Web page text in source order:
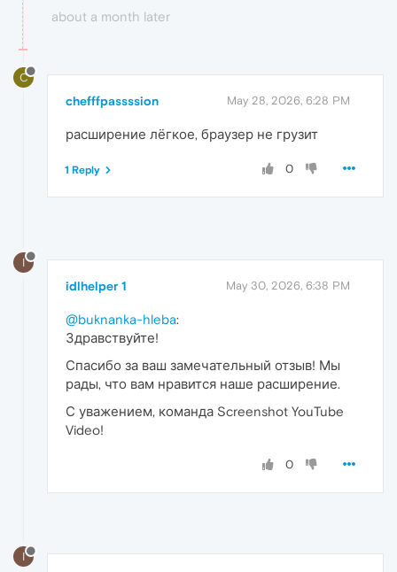
about a month later
C
chefffpassssion May 28, 2026, 6:28 PM
расширение лёгкое, браузер не грузит
0
1 Reply
I
idlhelper 1 May 30, 2026, 6:38 PM
@buknanka-hleba:
Здравствуйте!
Спасибо за ваш замечательный отзыв! Мы
рады, что вам нравится наше расширение.
С уважением, команда Screenshot YouTube
Video!
0
I